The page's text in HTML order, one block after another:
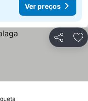
Ver preços
Partilhar